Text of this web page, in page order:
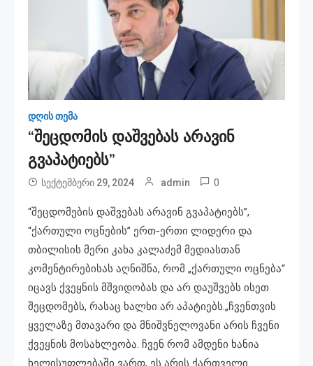
დღის თემა
“შეცდომის დაშვებას არავინ
გვაპატიებს”
სექტემბერი 29, 2024 admin 0
“შეცდომების დაშვებას არავინ გვაპატიებს”,
“ქართული ოცნების” ერთ-ერთი ლიდერი და
თბილისის მერი კახა კალაძემ მედიასთან
კომენტირებისას აღნიშნა, რომ „ქართული ოცნება“
იცავს ქვეყნის მშვიდობას და არ დაუშვებს ისეთ
შეცდომებს, რასაც ხალხი არ აპატიებს.„ჩვენთვის
ყველაზე მთავარი და მნიშვნელოვანი არის ჩვენი
ქვეყნის მოსახლეობა. ჩვენ რომ ამდენი ხანია
ხელისუფლებაში ვართ, ეს არის ქართველი